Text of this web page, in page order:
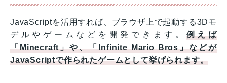
JavaScriptを活用すれば、ブラウザ上で起動する3Dモ
デルやゲームなどを開発できます。 例えば
「Minecraft」や、「Infinite Mario Bros」などが
JavaScriptで作られたゲームとして挙げられます。